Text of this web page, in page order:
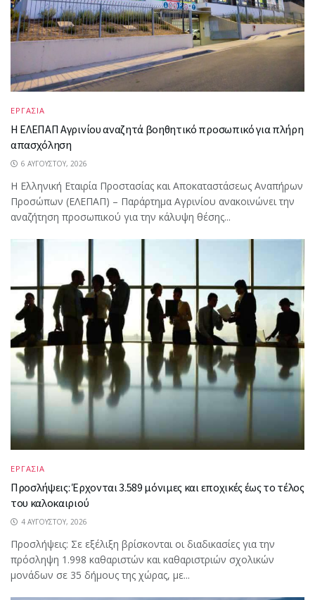
ΕΡΓΑΣΙΑ
Η ΕΛΕΠΑΠ Αγρινίου αναζητά βοηθητικό προσωπικό για πλήρη
απασχόληση
6 ΑΥΓΟΎΣΤΟΥ, 2026
Η Ελληνική Εταιρία Προστασίας και Αποκαταστάσεως Αναπήρων
Προσώπων (ΕΛΕΠΑΠ) – Παράρτημα Αγρινίου ανακοινώνει την
αναζήτηση προσωπικού για την κάλυψη θέσης...
ΕΡΓΑΣΙΑ
Προσλήψεις: Έρχονται 3.589 μόνιμες και εποχικές έως το τέλος
του καλοκαιριού
4 ΑΥΓΟΎΣΤΟΥ, 2026
Προσλήψεις: Σε εξέλιξη βρίσκονται οι διαδικασίες για την
πρόσληψη 1.998 καθαριστών και καθαριστριών σχολικών
μονάδων σε 35 δήμους της χώρας, με...